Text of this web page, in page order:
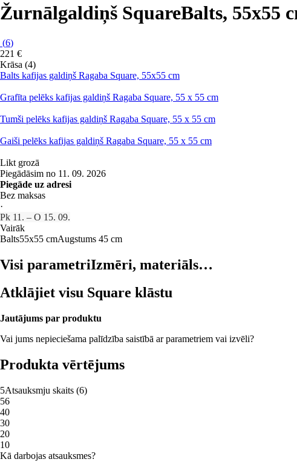
Žurnālgaldiņš SquareBalts, 55x55
(6)
221 €
Krāsa (4)
Balts kafijas galdiņš Ragaba Square, 55x55 cm
Grafīta pelēks kafijas galdiņš Ragaba Square, 55 x 55 cm
Tumši pelēks kafijas galdiņš Ragaba Square, 55 x 55 cm
Gaiši pelēks kafijas galdiņš Ragaba Square, 55 x 55 cm
Likt grozā
Piegādāsim no 11. 09. 2026
Piegāde uz adresi
Bez maksas
·
Pk 11. – O 15. 09.
Vairāk
Balts55x55 cmAugstums 45 cm
Visi parametriIzmēri, materiāls…
Atklājiet visu Square klāstu
Jautājums par produktu
Vai jums nepieciešama palīdzība saistībā ar parametriem vai izvēli?
Produkta vērtējums
5Atsauksmju skaits (6)
56
40
30
20
10
Kā darbojas atsauksmes?